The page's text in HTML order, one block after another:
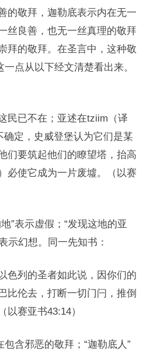
的敬拜，迦勒底表示内在无一
丝良善，也无一丝真理的敬拜
拜的敬拜。在圣言中，这种敬
一点从以下经文清楚看出来。
民已不在；亚述在tziim（译
定，史威登堡认为它们是某
们要筑起他们的瞭望塔，抬高
必使它成为一片废墟。（以赛
”表示虚假；“发现这地的亚
示幻想。同一先知书：
色列的圣者如此说，因你们的
比伦去，打断一切门闩，推倒
以赛亚书43:14）
包含邪恶的敬拜；“迦勒底人”